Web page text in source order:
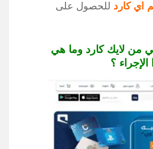
اي كارد للحصول على
من لايك كارد وما هي
؟